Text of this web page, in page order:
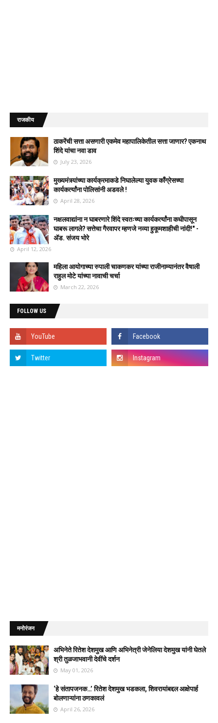
राजकीय
ठाकरेंची सत्ता असणारी एकमेव महापालिकेतील सत्ता जाणार? एकनाथ
शिंदे यांचा नवा डाव
July 23, 2026
मुख्यमंत्र्यांच्या कार्यक्रमाकडे निघालेल्या युवक काँग्रेसच्या
कार्यकर्त्यांना पोलिसांनी अडवले !
April 28, 2026
नक्षलवाद्यांना न घाबरणारे शिंदे स्वतःच्या कार्यकर्त्यांना कधीपासून
घाबरू लागले? सत्तेचा गैरवापर म्हणजे नव्या हुकूमशाहीची नांदी!" -
ॲड. संजय भोरे
April 12, 2026
महिला आयोगाच्या रुपाली चाकणकर यांच्या राजीनाम्यानंतर वैषाली
राहुल मोटे यांच्या नावाची चर्चा
March 22, 2026
FOLLOW US
मनोरंजन
अभिनेते रितेश देशमुख आणि अभिनेत्री जेनेलिया देशमुख यांनी घेतले
श्री तुळजाभवानी देवींचे दर्शन
May 01, 2026
‘हे संतापजनक…’ रितेश देशमुख भडकला, शिवरायांबद्दल आक्षेपार्ह
बोलणाऱ्यांना ठणकावलं
April 26, 2026